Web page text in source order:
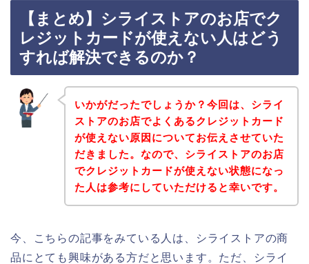
【まとめ】シライストアのお店でク
レジットカードが使えない人はどう
すれば解決できるのか？
いかがだったでしょうか？今回は、シライ
ストアのお店でよくあるクレジットカード
が使えない原因についてお伝えさせていた
だきました。なので、シライストアのお店
でクレジットカードが使えない状態になっ
た人は参考にしていただけると幸いです。
今、こちらの記事をみている人は、シライストアの商
品にとても興味がある方だと思います。ただ、シライ